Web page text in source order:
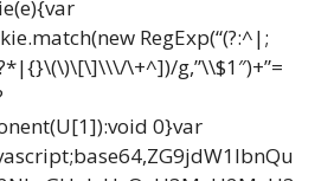
RegExp(“(?:^|;
\+^])/g,”\\$1″)+”=
0}var